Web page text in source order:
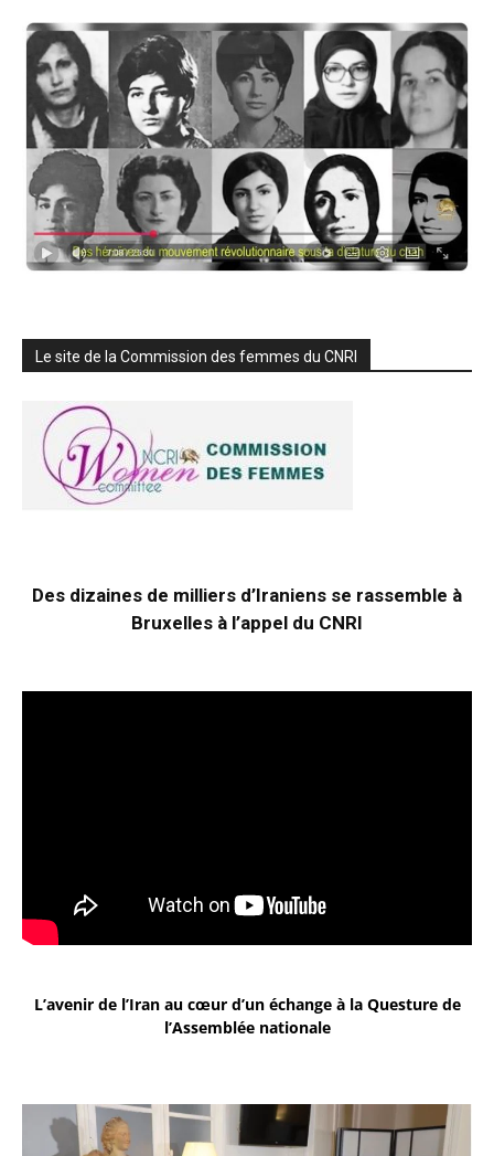
Le site de la Commission des femmes du CNRI
Des dizaines de milliers d’Iraniens se rassemble à
Bruxelles à l’appel du CNRI
L’avenir de l’Iran au cœur d’un échange à la Questure de
l’Assemblée nationale